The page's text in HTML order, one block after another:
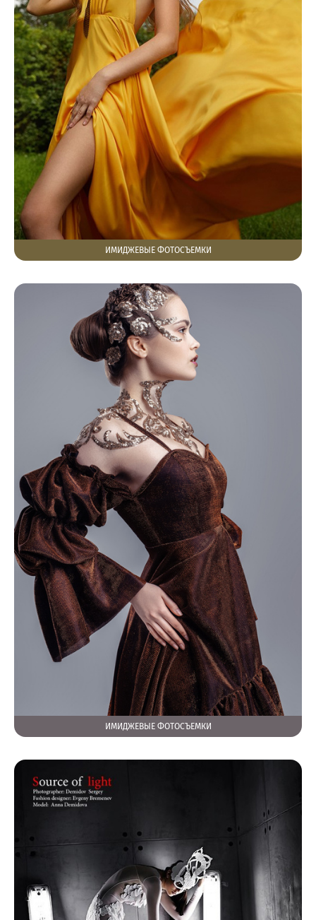
ИМИДЖЕВЫЕ ФОТОСЪЕМКИ
ИМИДЖЕВЫЕ ФОТОСЪЕМКИ